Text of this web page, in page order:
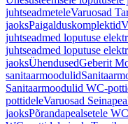
juhtseadmeteleVaruosad
jaoksPaigalduskomplektid
juhtseadmed loputuse
juhtseadmed loputuse
jaoksÜhendusedGeberit
sanitaarmoodulid
Sanitaarmoodulid WC-
pottideleVaruosad
jaoksPõrandapealsetele